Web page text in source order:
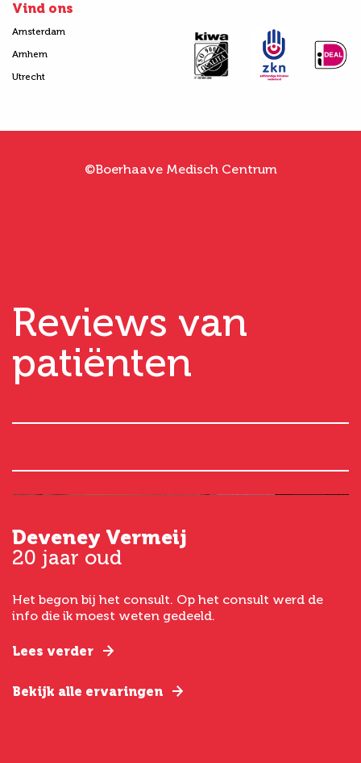
Vind ons
Amsterdam
Arnhem
Utrecht
©Boerhaave Medisch Centrum
Reviews van
patiënten
Deveney Vermeij
20 jaar oud
Het begon bij het consult. Op het consult werd de
info die ik moest weten gedeeld.
Lees verder
Bekijk alle ervaringen